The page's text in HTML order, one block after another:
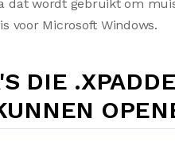
dat wordt gebruikt om
voor Microsoft Windows.
DIE